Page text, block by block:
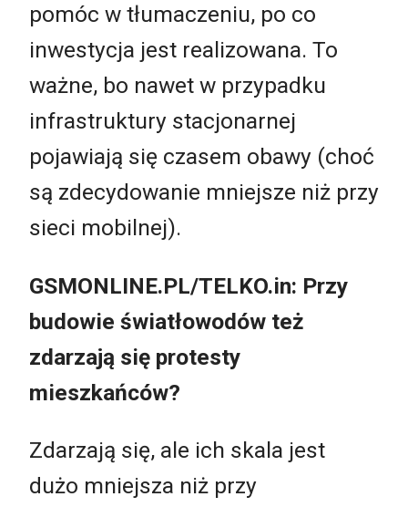
pomóc w tłumaczeniu, po co
inwestycja jest realizowana. To
ważne, bo nawet w przypadku
infrastruktury stacjonarnej
pojawiają się czasem obawy (choć
są zdecydowanie mniejsze niż przy
sieci mobilnej).
GSMONLINE.PL/TELKO.in: Przy
budowie światłowodów też
zdarzają się protesty
mieszkańców?
Zdarzają się, ale ich skala jest
dużo mniejsza niż przy